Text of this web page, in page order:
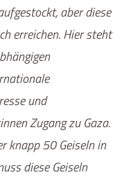
aber diese
erreichen. Hier steht
und
Zugang zu Gaza.
knapp 50 Geiseln in
diese Geiseln